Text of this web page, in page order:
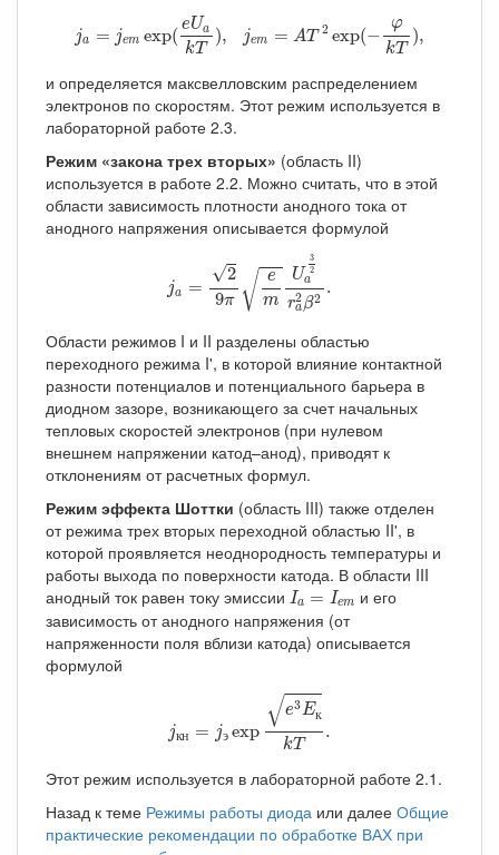
ja = jem exp( eUa
kT
), jem = AT 2 exp(−
φ
kT
),
Uak kT
и определяется максвелловским распределением
электронов по скоростям. Этот режим используется в
лабораторной работе 2.3.
Режим «закона трех вторых» (область II)
используется в работе 2.2. Можно считать, что в этой
области зависимость плотности анодного тока от
анодного напряжения описывается формулой
ja =
√2
9π √ e
m
U
3
2
a
r2
aβ2
.
a2
Области режимов I и II разделены областью
переходного режима I', в которой влияние контактной
разности потенциалов и потенциального барьера в
диодном зазоре, возникающего за счет начальных
тепловых скоростей электронов (при нулевом
внешнем напряжении катод–анод), приводят к
отклонениям от расчетных формул.
Режим эффекта Шоттки (область III) также отделен
от режима трех вторых переходной областью II', в
которой проявляется неоднородность температуры и
работы выхода по поверхности катода. В области III
анодный ток равен току эмиссии Ia = Iem
Ia=Iem и его
зависимость от анодного напряжения (от
напряженности поля вблизи катода) описывается
формулой
jкн = jэ exp
√e3Eк
kT
.
EкkT.
Этот режим используется в лабораторной работе 2.1.
Назад к теме Режимы работы диода или далее Общие
практические рекомендации по обработке ВАХ при